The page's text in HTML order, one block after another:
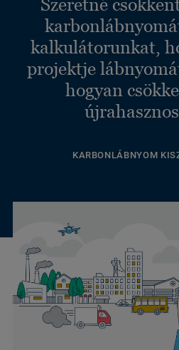
Szeretné
kalkulátorunkat,
projektje
hogyan
KARBONLÁBNYOM